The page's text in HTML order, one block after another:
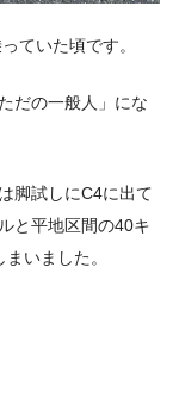
ていた頃です。
だの一般人」にな
脚試しにC4に出て
と平地区間の40キ
いました。